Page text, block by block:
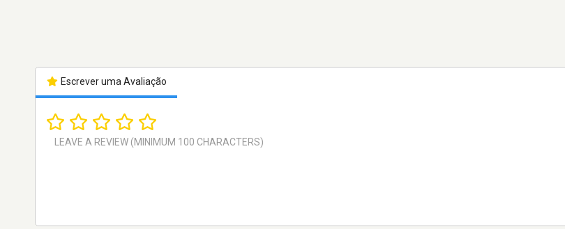
Escrever uma Avaliação